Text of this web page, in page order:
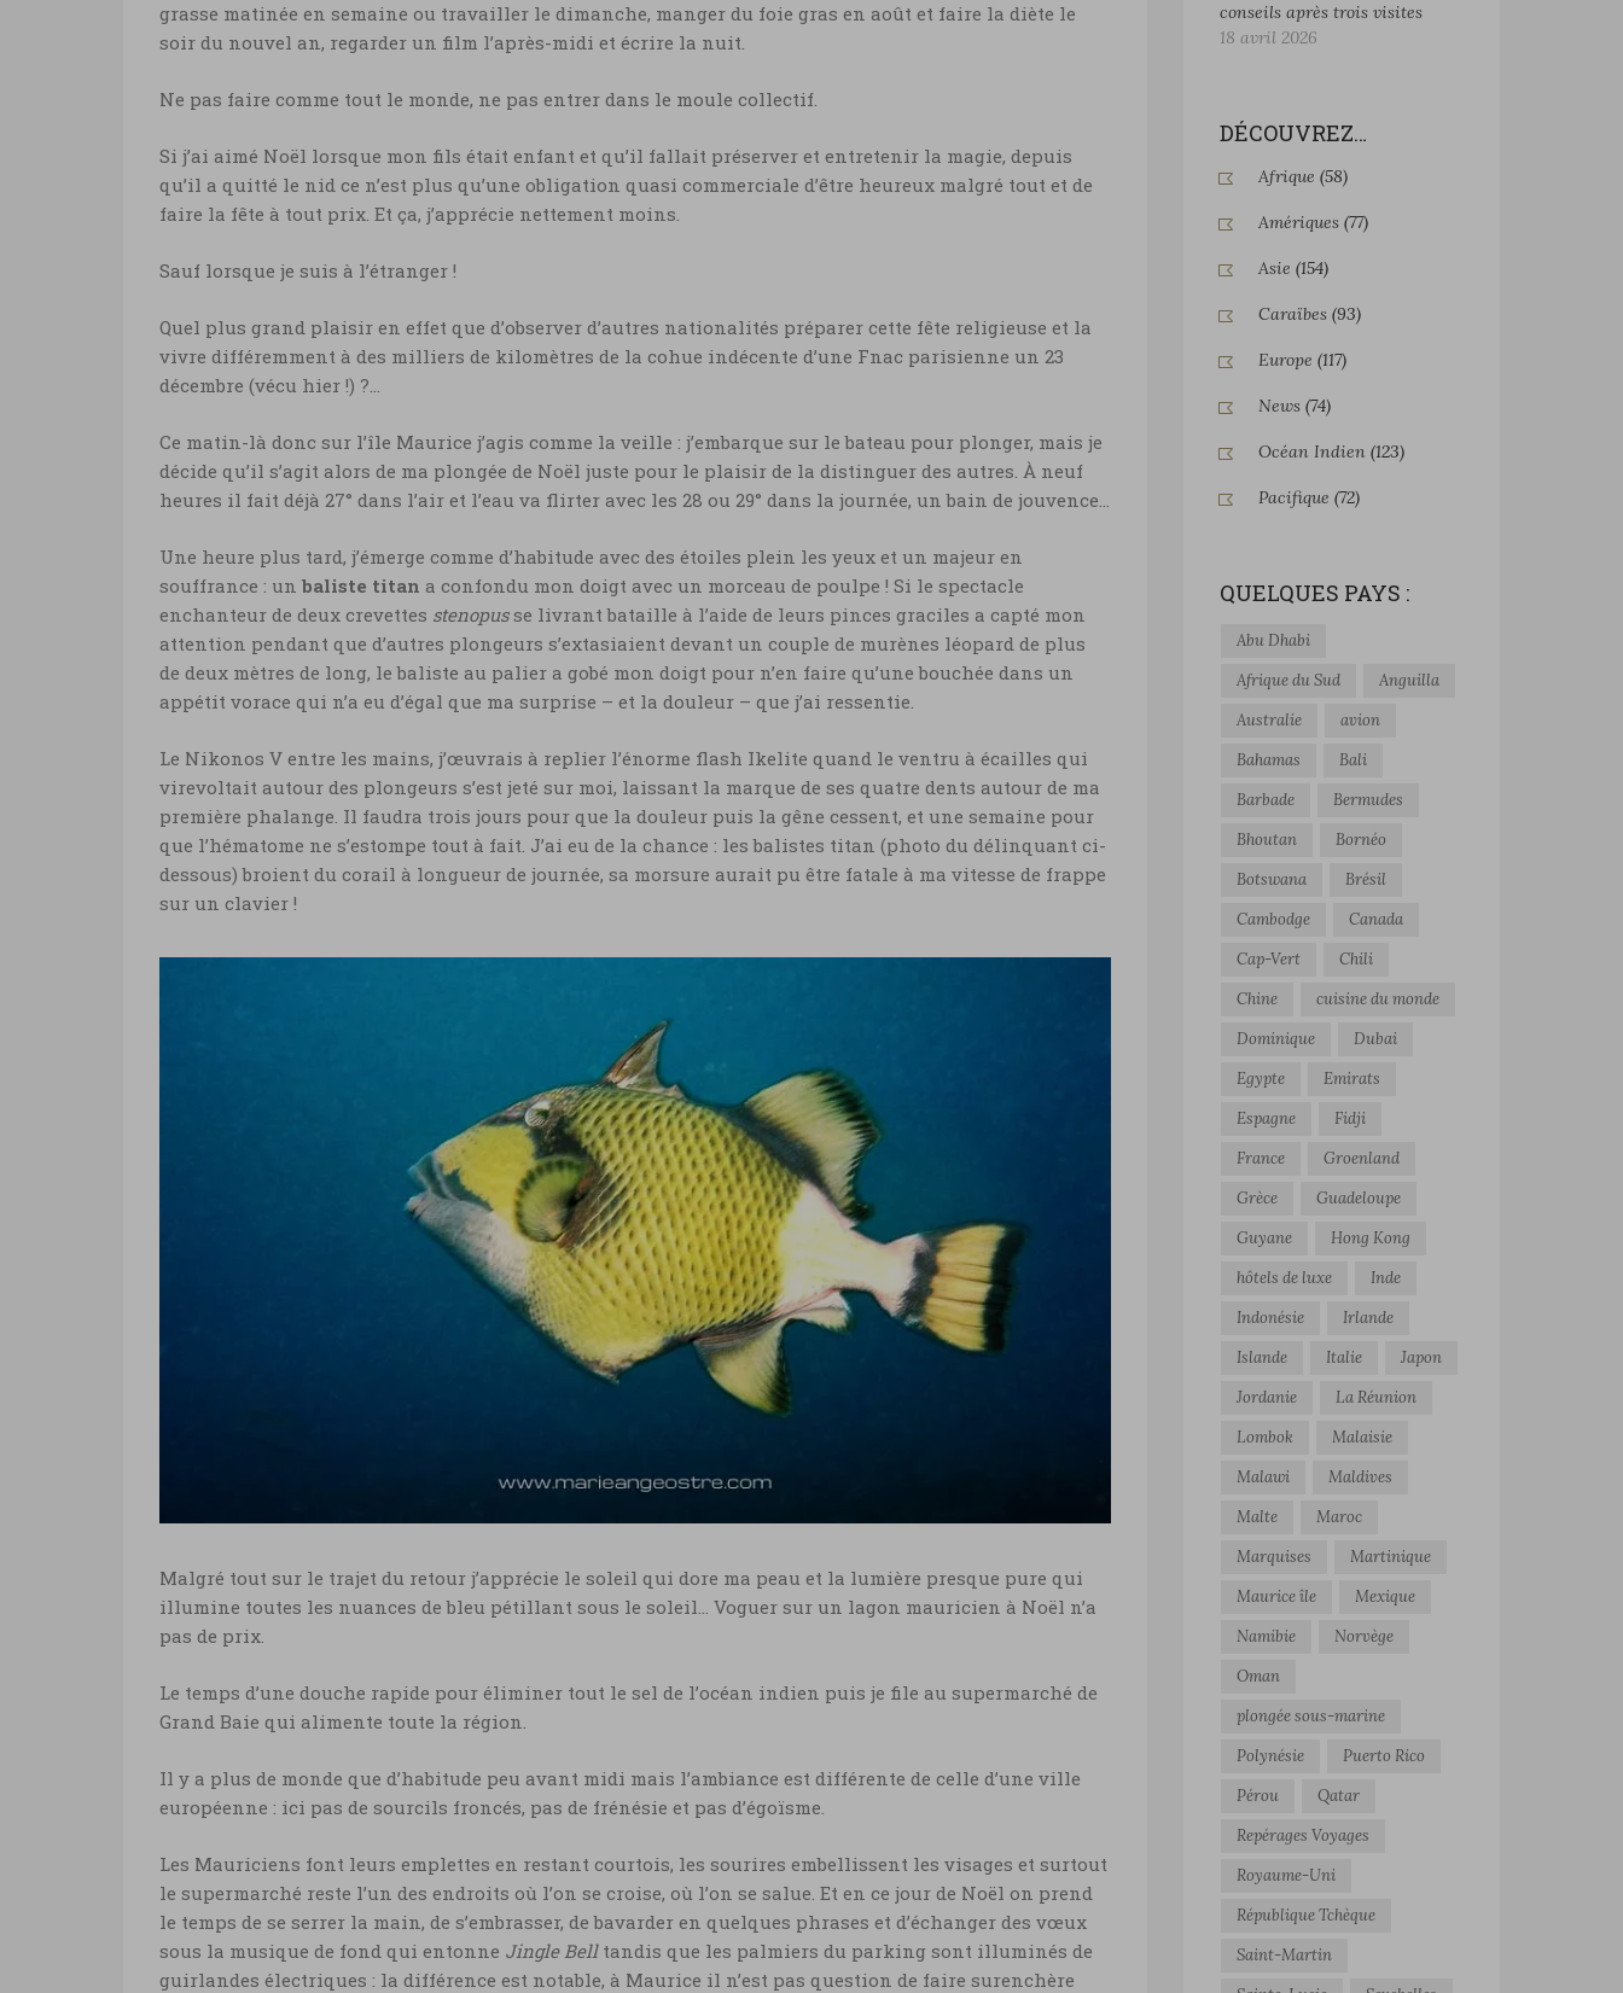
grasse matinée en semaine ou travailler le dimanche, manger du foie gras en août et faire la diète le
soir du nouvel an, regarder un film l’après-midi et écrire la nuit.
Ne pas faire comme tout le monde, ne pas entrer dans le moule collectif.
Si j’ai aimé Noël lorsque mon fils était enfant et qu’il fallait préserver et entretenir la magie, depuis
qu’il a quitté le nid ce n’est plus qu’une obligation quasi commerciale d’être heureux malgré tout et de
faire la fête à tout prix. Et ça, j’apprécie nettement moins.
Sauf lorsque je suis à l’étranger !
Quel plus grand plaisir en effet que d’observer d’autres nationalités préparer cette fête religieuse et la
vivre différemment à des milliers de kilomètres de la cohue indécente d’une Fnac parisienne un 23
décembre (vécu hier !) ?…
Ce matin-là donc sur l’île Maurice j’agis comme la veille : j’embarque sur le bateau pour plonger, mais je
décide qu’il s’agit alors de ma plongée de Noël juste pour le plaisir de la distinguer des autres. À neuf
heures il fait déjà 27° dans l’air et l’eau va flirter avec les 28 ou 29° dans la journée, un bain de jouvence…
Une heure plus tard, j’émerge comme d’habitude avec des étoiles plein les yeux et un majeur en
souffrance : un baliste titan a confondu mon doigt avec un morceau de poulpe ! Si le spectacle
enchanteur de deux crevettes stenopusse livrant bataille à l’aide de leurs pinces graciles a capté mon
attention pendant que d’autres plongeurs s’extasiaient devant un couple de murènes léopard de plus
de deux mètres de long, le baliste au palier a gobé mon doigt pour n’en faire qu’une bouchée dans un
appétit vorace qui n’a eu d’égal que ma surprise – et la douleur – que j’ai ressentie.
Le Nikonos V entre les mains, j’œuvrais à replier l’énorme flash Ikelite quand le ventru à écailles qui
virevoltait autour des plongeurs s’est jeté sur moi, laissant la marque de ses quatre dents autour de ma
première phalange. Il faudra trois jours pour que la douleur puis la gêne cessent, et une semaine pour
que l’hématome ne s’estompe tout à fait. J’ai eu de la chance : les balistes titan (photo du délinquant ci-
dessous) broient du corail à longueur de journée, sa morsure aurait pu être fatale à ma vitesse de frappe
sur un clavier !
Malgré tout sur le trajet du retour j’apprécie le soleil qui dore ma peau et la lumière presque pure qui
illumine toutes les nuances de bleu pétillant sous le soleil… Voguer sur un lagon mauricien à Noël n’a
pas de prix.
Le temps d’une douche rapide pour éliminer tout le sel de l’océan indien puis je file au supermarché de
Grand Baie qui alimente toute la région.
Il y a plus de monde que d’habitude peu avant midi mais l’ambiance est différente de celle d’une ville
européenne : ici pas de sourcils froncés, pas de frénésie et pas d’égoïsme.
Les Mauriciens font leurs emplettes en restant courtois, les sourires embellissent les visages et surtout
le supermarché reste l’un des endroits où l’on se croise, où l’on se salue. Et en ce jour de Noël on prend
le temps de se serrer la main, de s’embrasser, de bavarder en quelques phrases et d’échanger des vœux
sous la musique de fond qui entonne Jingle Belltandis que les palmiers du parking sont illuminés de
guirlandes électriques : la différence est notable, à Maurice il n’est pas question de faire surenchère
conseils après trois visites
18 avril 2026
DÉCOUVREZ…
Afrique (58)
Amériques(77)
Asie (154)
Caraïbes(93)
Europe (117)
News(74)
Océan Indien(123)
Pacifique (72)
QUELQUES PAYS :
Abu Dhabi
Afrique du Sud
Anguilla
Australie
avion
Bahamas
Bali
Barbade
Bermudes
Bhoutan
Bornéo
Botswana
Brésil
Cambodge
Canada
Cap-Vert
Chili
Chine
cuisine du monde
Dominique
Dubai
Egypte
Emirats
Espagne
Fidji
France
Groenland
Grèce
Guadeloupe
Guyane
Hong Kong
hôtels de luxe
Inde
Indonésie
Irlande
Islande
Italie
Japon
Jordanie
La Réunion
Lombok
Malaisie
Malawi
Maldives
Malte
Maroc
Marquises
Martinique
Maurice île
Mexique
Namibie
Norvège
Oman
plongée sous-marine
Polynésie
Puerto Rico
Pérou
Qatar
Repérages Voyages
Royaume-Uni
République Tchèque
Saint-Martin